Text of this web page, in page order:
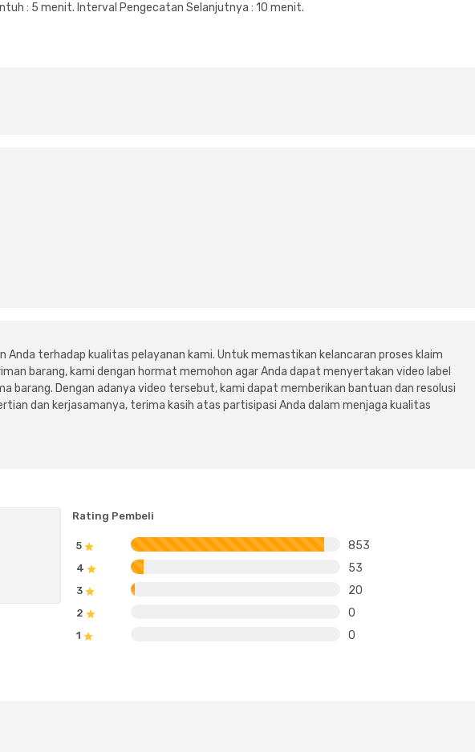
: 5 menit. Interval Pengecatan Selanjutnya : 10 menit.
Anda terhadap kualitas pelayanan kami. Untuk memastikan kelancaran proses klaim
barang, kami dengan hormat memohon agar Anda dapat menyertakan video label
barang. Dengan adanya video tersebut, kami dapat memberikan bantuan dan resolusi
dan kerjasamanya, terima kasih atas partisipasi Anda dalam menjaga kualitas
Rating Pembeli
5 853
4 53
3 20
2 0
1 0